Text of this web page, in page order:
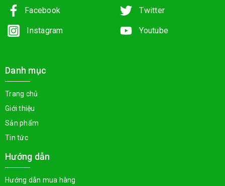
Facebook Twitter
Instagram Youtube
Danh mục
Trang chủ
Giới thiệu
Sản phẩm
Tin tức
Hướng dẫn
Hướng dẫn mua hàng